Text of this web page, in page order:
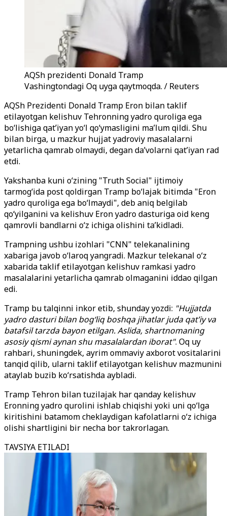
AQSh prezidenti Donald Tramp
Vashingtondagi Oq uyga qaytmoqda. / Reuters
AQSh Prezidenti Donald Tramp Eron bilan taklif
etilayotgan kelishuv Tehronning yadro quroliga ega
boʻlishiga qat’iyan yoʻl qoʻymasligini maʼlum qildi. Shu
bilan birga, u mazkur hujjat yadroviy masalalarni
yetarlicha qamrab olmaydi, degan daʼvolarni qatʼiyan rad
etdi.
Yakshanba kuni oʻzining "Truth Social" ijtimoiy
tarmogʻida post qoldirgan Tramp boʻlajak bitimda "Eron
yadro quroliga ega boʻlmaydi", deb aniq belgilab
qoʻyilganini va kelishuv Eron yadro dasturiga oid keng
qamrovli bandlarni oʻz ichiga olishini taʼkidladi.
Trampning ushbu izohlari "CNN" telekanalining
xabariga javob oʻlaroq yangradi. Mazkur telekanal oʻz
xabarida taklif etilayotgan kelishuv ramkasi yadro
masalalarini yetarlicha qamrab olmaganini iddao qilgan
edi.
Tramp bu talqinni inkor etib, shunday yozdi: "Hujjatda
yadro dasturi bilan bogʻliq boshqa jihatlar juda qatʼiy va
batafsil tarzda bayon etilgan. Aslida, shartnomaning
asosiy qismi aynan shu masalalardan iborat". Oq uy
rahbari, shuningdek, ayrim ommaviy axborot vositalarini
tanqid qilib, ularni taklif etilayotgan kelishuv mazmunini
ataylab buzib koʻrsatishda aybladi.
Tramp Tehron bilan tuzilajak har qanday kelishuv
Eronning yadro qurolini ishlab chiqishi yoki uni qoʻlga
kiritishini batamom cheklaydigan kafolatlarni oʻz ichiga
olishi shartligini bir necha bor takrorlagan.
TAVSIYA ETILADI